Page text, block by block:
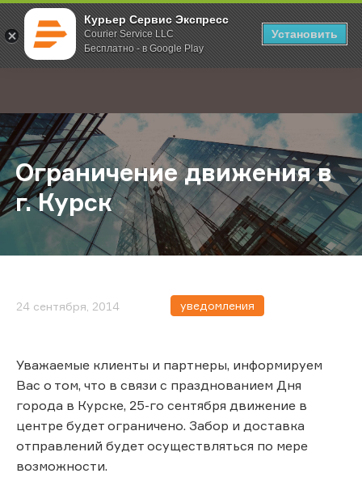
Курьер Сервис Экспресс
Courier Service LLC
Бесплатно - в Google Play
Установить
; Главная О компании Новости Ограничение движения в г. Курск
Ограничение движения в
г. Курск
24 сентября, 2014 уведомления
Уважаемые клиенты и партнеры, информируем
Вас о том, что в связи с празднованием Дня
города в Курске, 25-го сентября движение в
центре будет ограничено. Забор и доставка
отправлений будет осуществляться по мере
возможности.